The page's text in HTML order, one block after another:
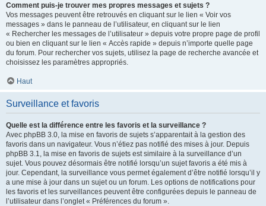
Comment puis-je trouver mes propres messages et sujets ?
Vos messages peuvent être retrouvés en cliquant sur le lien « Voir vos
messages » dans le panneau de l’utilisateur, en cliquant sur le lien
« Rechercher les messages de l’utilisateur » depuis votre propre page de profil
ou bien en cliquant sur le lien « Accès rapide » depuis n’importe quelle page
du forum. Pour rechercher vos sujets, utilisez la page de recherche avancée et
choisissez les paramètres appropriés.
Haut
Surveillance et favoris
Quelle est la différence entre les favoris et la surveillance ?
Avec phpBB 3.0, la mise en favoris de sujets s’apparentait à la gestion des
favoris dans un navigateur. Vous n’étiez pas notifié des mises à jour. Depuis
phpBB 3.1, la mise en favoris de sujets est similaire à la surveillance d’un
sujet. Vous pouvez désormais être notifié lorsqu’un sujet favoris a été mis à
jour. Cependant, la surveillance vous permet également d’être notifié lorsqu’il y
a une mise à jour dans un sujet ou un forum. Les options de notifications pour
les favoris et les surveillances peuvent être configurées depuis le panneau de
l’utilisateur dans l’onglet « Préférences du forum ».